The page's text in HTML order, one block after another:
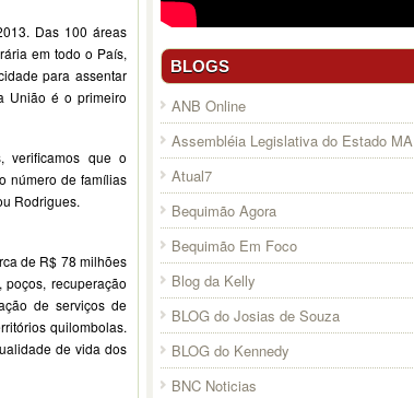
Das 100 áreas
em todo o País,
para assentar
União é o primeiro
verificamos que o
número de famílias
Rodrigues.
de R$ 78 milhões
recuperação
de serviços de
quilombolas.
de vida dos
BLOGS
ANB Online
Assembléia Legislativa do Estado MA
Atual7
Bequimão Agora
Bequimão Em Foco
Blog da Kelly
BLOG do Josias de Souza
BLOG do Kennedy
BNC Noticias